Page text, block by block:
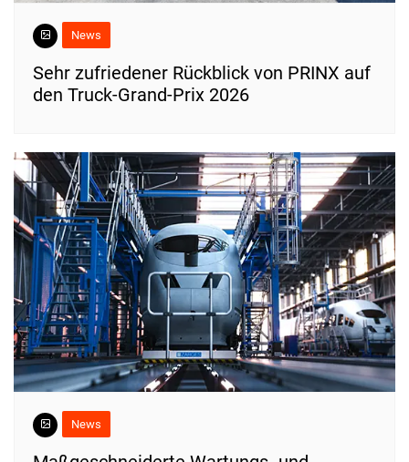
News
Sehr zufriedener Rückblick von PRINX auf
den Truck-Grand-Prix 2026
News